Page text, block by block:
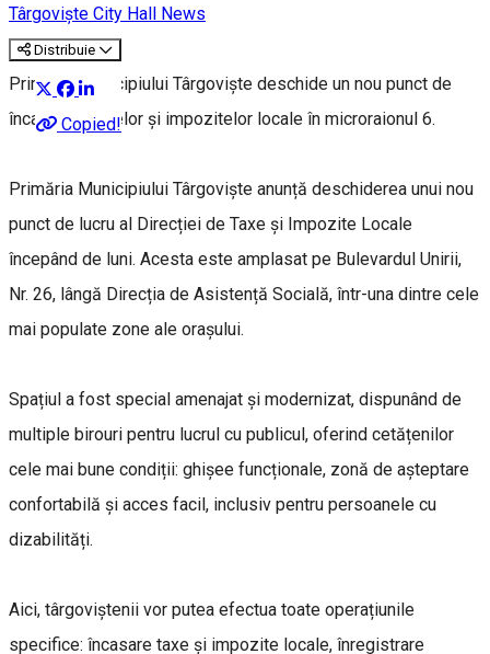
Târgoviște City Hall News
Distribuie
Copied!
Primăria Municipiului Târgoviște deschide un nou punct de
încasare a taxelor și impozitelor locale în microraionul 6.
Primăria Municipiului Târgoviște anunță deschiderea unui nou
punct de lucru al Direcției de Taxe și Impozite Locale
începând de luni. Acesta este amplasat pe Bulevardul Unirii,
Nr. 26, lângă Direcția de Asistență Socială, într-una dintre cele
mai populate zone ale orașului.
Spațiul a fost special amenajat și modernizat, dispunând de
multiple birouri pentru lucrul cu publicul, oferind cetățenilor
cele mai bune condiții: ghișee funcționale, zonă de așteptare
confortabilă și acces facil, inclusiv pentru persoanele cu
dizabilități.
Aici, târgoviștenii vor putea efectua toate operațiunile
specifice: încasare taxe și impozite locale, înregistrare